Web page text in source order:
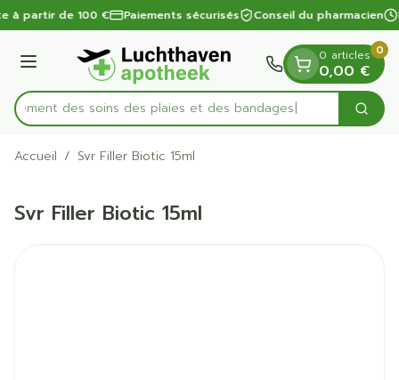
Aller au contenu
1 de 1
à partir de 100 € Paiements sécurisés Conseil du pharmacien
Menu
Rechercherdes soins des plaies et des bandages
0 articles
0,00 €
0
Accueil / Svr Filler Biotic 15ml
Svr Filler Biotic 15ml